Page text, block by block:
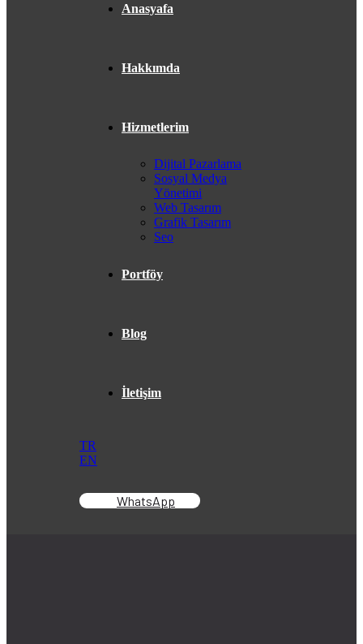
Anasyafa
Hakkımda
Hizmetlerim
Dijital Pazarlama
Sosyal Medya
Yönetimi
Web Tasarım
Grafik Tasarım
Seo
Portföy
Blog
İletişim
TR
EN
WhatsApp